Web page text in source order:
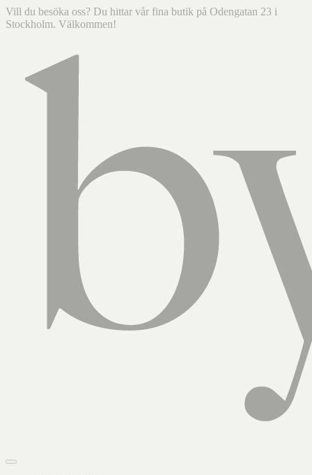
Vill du besöka oss? Du hittar vår fina butik på Odengatan 23 i
Stockholm. Välkommen!